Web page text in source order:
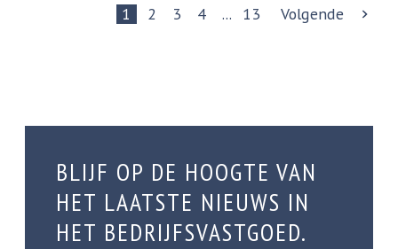
1 2 3 4 ... 13 Volgende
BLIJF OP DE HOOGTE VAN
HET LAATSTE NIEUWS IN
HET BEDRIJFSVASTGOED.